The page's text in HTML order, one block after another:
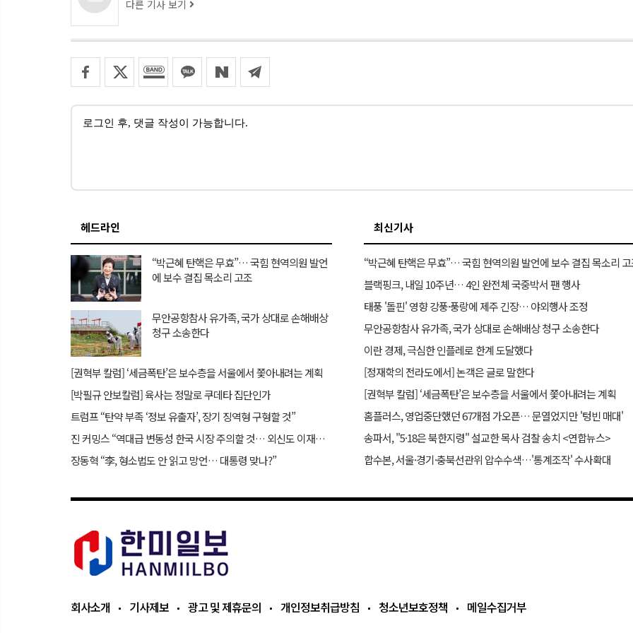
다른 기사 보기
헤드라인
“박근혜 탄핵은 무효”… 국힘 현역의원 발언
에 보수 결집 목소리 고조
무안공항참사 유가족, 국가 상대로 손해배상
청구 소송한다
[권혁부 칼럼] ‘세금폭탄’은 보수층을 서울에서 쫓아내려는 계획
[박필규 안보칼럼] 육사는 정말로 쿠데타 집단인가
트럼프 “탄약 부족 ‘정보 유출자’, 장기 징역형 구형할 것”
진 커밍스 “역대급 변동성 한국 시장 주의할 것… 외신도 이재명 비판”
장동혁 “李, 형소법도 안 읽고 망언… 대통령 맞나?”
최신기사
“박근혜 탄핵은 무효”… 국힘 현역의원 발언에 보수 결집 목소리
블랙핑크, 내일 10주년… 4인 완전체 국중박서 팬 행사
태풍 '돌핀' 영향 강풍·풍랑에 제주 긴장… 야외행사 조정
무안공항참사 유가족, 국가 상대로 손해배상 청구 소송한다
이란 경제, 극심한 인플레로 한계 도달했다
[정재학의 전라도에서] 논객은 글로 말한다
[권혁부 칼럼] ‘세금폭탄’은 보수층을 서울에서 쫓아내려는 계획
홈플러스, 영업중단했던 67개점 가오픈… 문열었지만 '텅빈 매대'
송파서, "5·18은 북한지령" 설교한 목사 검찰 송치 <연합뉴스>
합수본, 서울·경기·충북선관위 압수수색…'통계조작' 수사확대
회사소개 기사제보 광고 및 제휴문의 개인정보취급방침 청소년보호정책 메일수집거부